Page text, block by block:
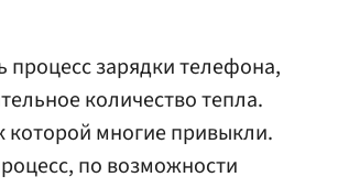
зарядки телефона,
количество тепла.
которой многие привыкли.
по возможности